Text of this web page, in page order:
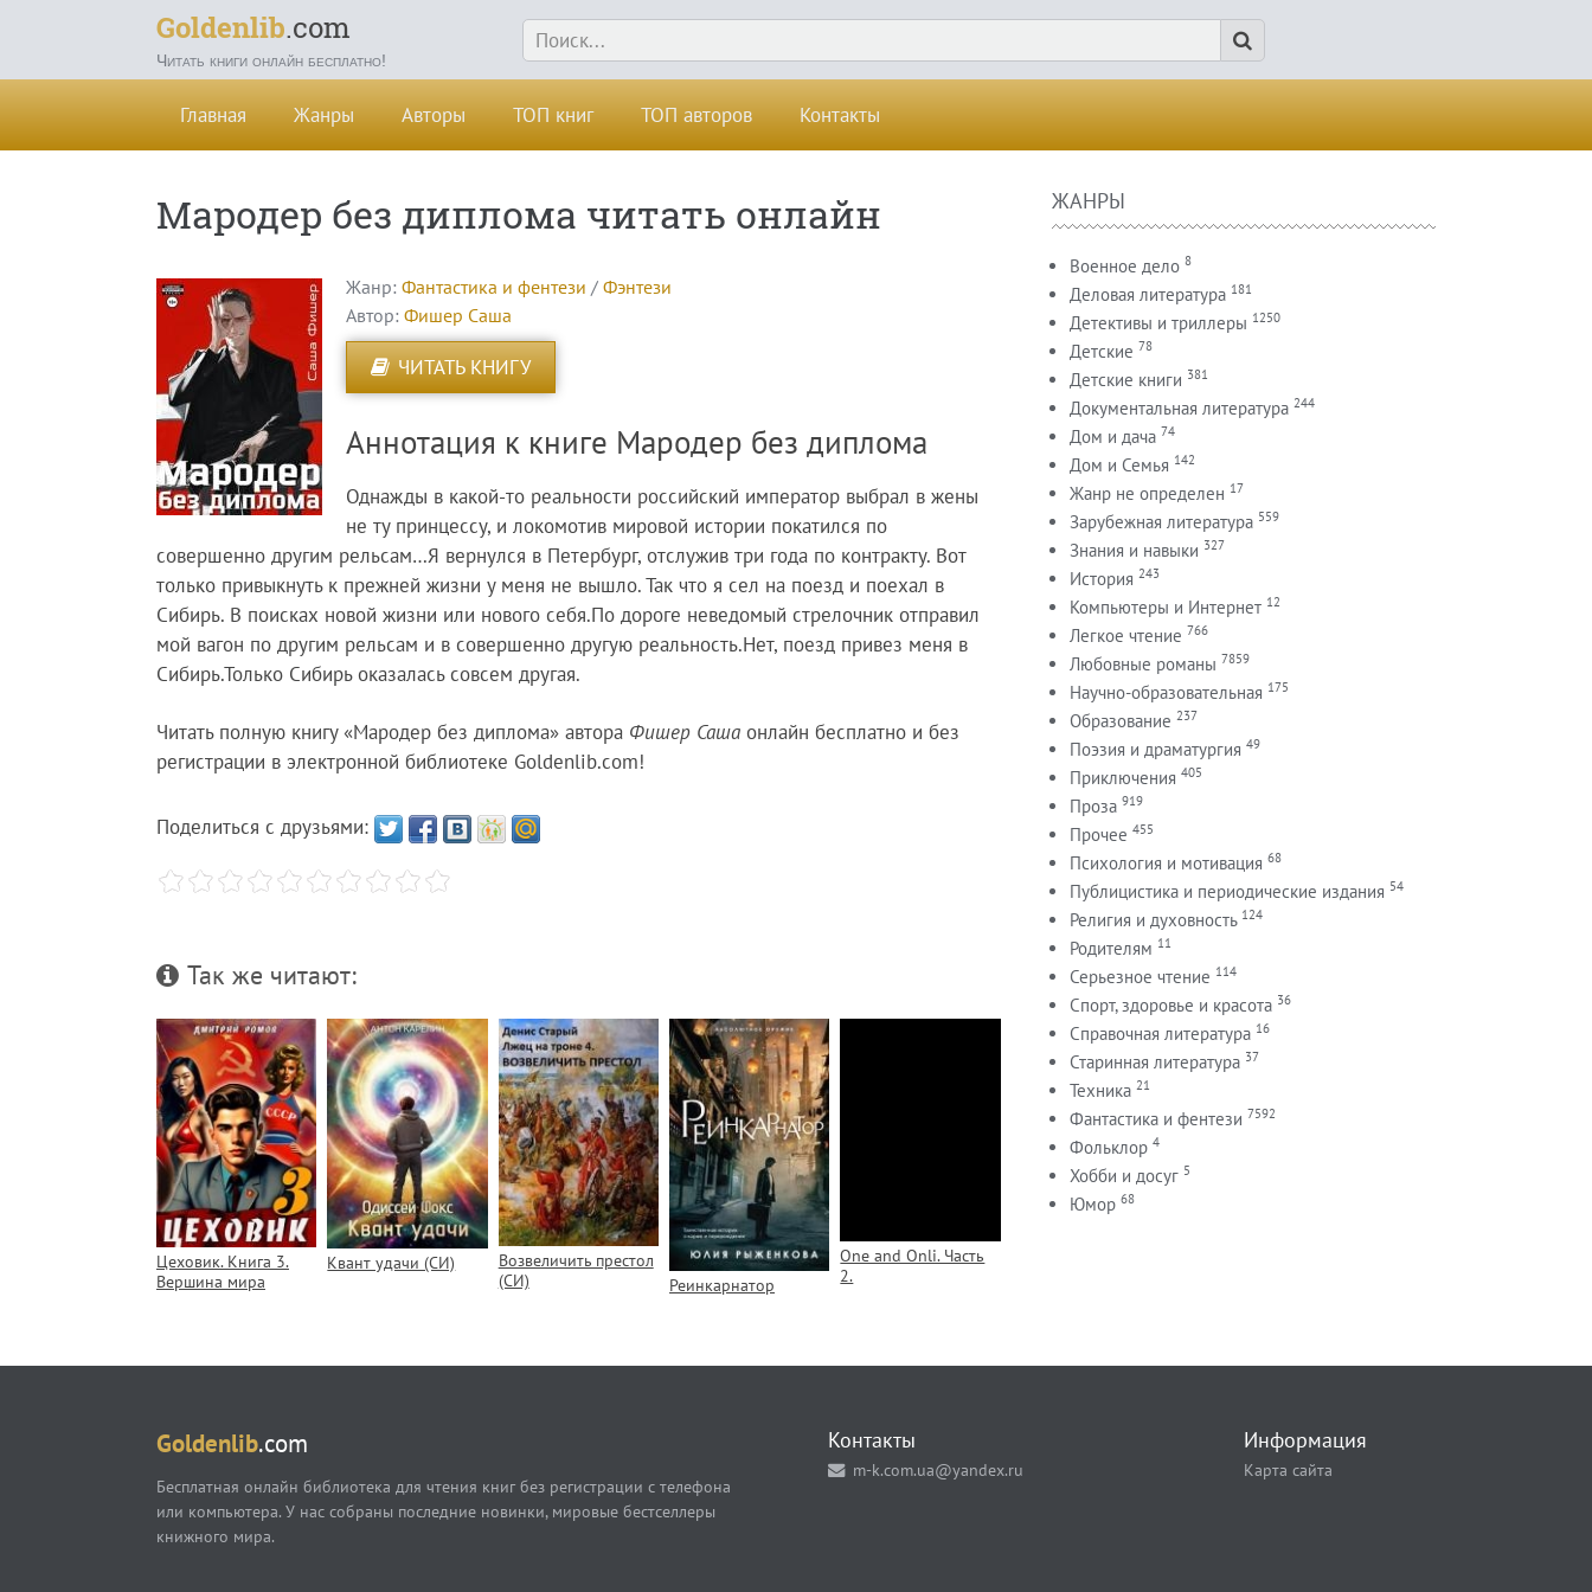
Goldenlib.com
Читать книги онлайн бесплатно!
Главная Жанры Авторы ТОП книг ТОП авторов Контакты
Мародер без диплома читать онлайн
Жанр: Фантастика и фентези / Фэнтези
Автор: Фишер Саша
ЧИТАТЬ КНИГУ
Аннотация к книге Мародер без диплома
Однажды в какой-то реальности российский император выбрал в жены
не ту принцессу, и локомотив мировой истории покатился по
совершенно другим рельсам…Я вернулся в Петербург, отслужив три года по контракту. Вот
только привыкнуть к прежней жизни у меня не вышло. Так что я сел на поезд и поехал в
Сибирь. В поисках новой жизни или нового себя.По дороге неведомый стрелочник отправил
мой вагон по другим рельсам и в совершенно другую реальность.Нет, поезд привез меня в
Сибирь.Только Сибирь оказалась совсем другая.
Читать полную книгу «Мародер без диплома» автора Фишер Саша онлайн бесплатно и без
регистрации в электронной библиотеке Goldenlib.com!
Поделиться с друзьями:
Так же читают:
Цеховик. Книга 3.
Вершина мира
Квант удачи (СИ)
Возвеличить престол
(СИ)
Реинкарнатор
One and Onli. Часть
2.
ЖАНРЫ
Военное дело 8
Деловая литература 181
Детективы и триллеры 1250
Детские 78
Детские книги 381
Документальная литература 244
Дом и дача 74
Дом и Семья 142
Жанр не определен 17
Зарубежная литература 559
Знания и навыки 327
История 243
Компьютеры и Интернет 12
Легкое чтение 766
Любовные романы 7859
Научно-образовательная 175
Образование 237
Поэзия и драматургия 49
Приключения 405
Проза 919
Прочее 455
Психология и мотивация 68
Публицистика и периодические издания 54
Религия и духовность 124
Родителям 11
Серьезное чтение 114
Спорт, здоровье и красота 36
Справочная литература 16
Старинная литература 37
Техника 21
Фантастика и фентези 7592
Фольклор 4
Хобби и досуг 5
Юмор 68
Goldenlib.com
Бесплатная онлайн библиотека для чтения книг без регистрации с телефона
или компьютера. У нас собраны последние новинки, мировые бестселлеры
книжного мира.
Контакты
m-k.com.ua@yandex.ru
Информация
Карта сайта